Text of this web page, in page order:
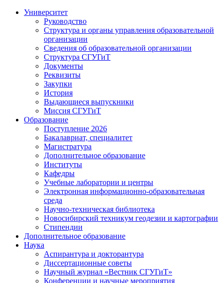
Университет
Руководство
Структура и органы управления образовательной
организации
Сведения об образовательной организации
Структура СГУГиТ
Документы
Реквизиты
Закупки
История
Выдающиеся выпускники
Миссия СГУГиТ
Образование
Поступление 2026
Бакалавриат, специалитет
Магистратура
Дополнительное образование
Институты
Кафедры
Учебные лаборатории и центры
Электронная информационно-образовательная
среда
Научно-техническая библиотека
Новосибирский техникум геодезии и картографии
Стипендии
Дополнительное образование
Наука
Аспирантура и докторантура
Диссертационные советы
Научный журнал «Вестник СГУГиТ»
Конференции и научные мероприятия